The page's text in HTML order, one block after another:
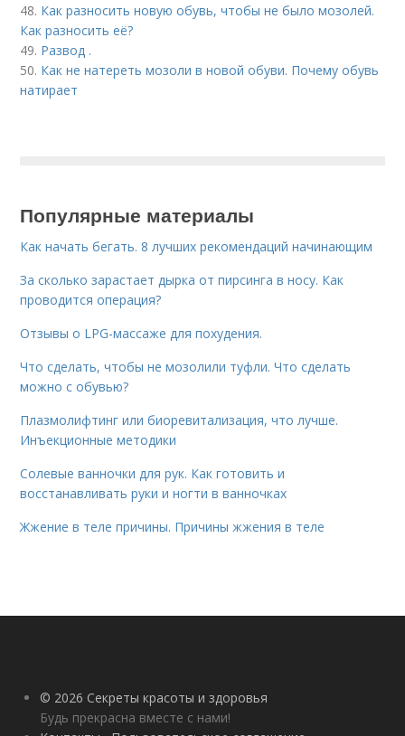
48. Как разносить новую обувь, чтобы не было мозолей.
Как разносить её?
49. Развод .
50. Как не натереть мозоли в новой обуви. Почему обувь
натирает
Популярные материалы
Как начать бегать. 8 лучших рекомендаций начинающим
За сколько зарастает дырка от пирсинга в носу. Как
проводится операция?
Отзывы о LPG-массаже для похудения.
Что сделать, чтобы не мозолили туфли. Что сделать
можно с обувью?
Плазмолифтинг или биоревитализация, что лучше.
Инъекционные методики
Солевые ванночки для рук. Как готовить и
восстанавливать руки и ногти в ванночках
Жжение в теле причины. Причины жжения в теле
© 2026 Секреты красоты и здоровья
Будь прекрасна вместе с нами!